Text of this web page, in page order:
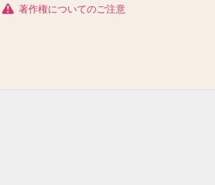
著作権についてのご注意